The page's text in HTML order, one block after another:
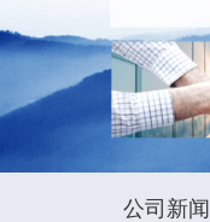
公司新闻